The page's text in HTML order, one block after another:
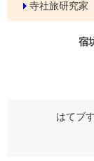
寺社旅研究家
宿